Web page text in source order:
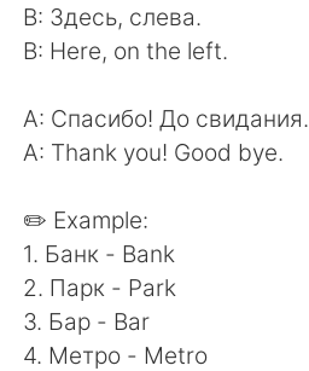
B: Здесь, слева.
B: Here, on the left.
A: Спасибо! До свидания.
A: Thank you! Good bye.
✏️ Example:
1. Банк - Bank
2. Парк - Park
3. Бар - Bar
4. Метро - Metro